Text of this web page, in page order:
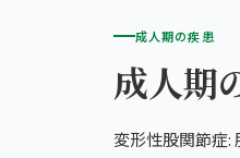
成人期の疾患
成人期
変形性股関節症: